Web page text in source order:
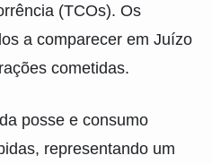
(TCOs). Os
a comparecer em Juízo
cometidas.
posse e consumo
representando um